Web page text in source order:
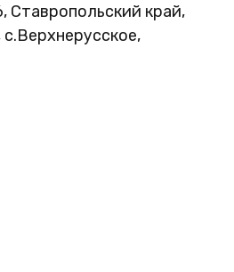
Ставропольский край,